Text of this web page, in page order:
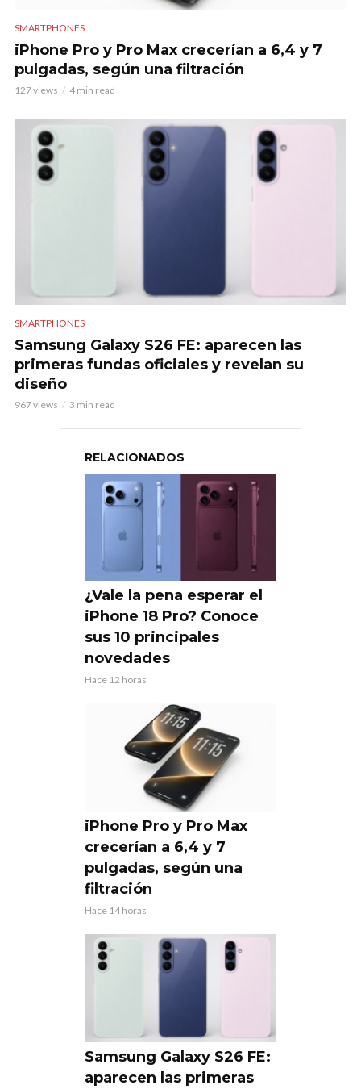
SMARTPHONES
iPhone Pro y Pro Max crecerían a 6,4 y 7
pulgadas, según una filtración
127 views 4 min read
SMARTPHONES
Samsung Galaxy S26 FE: aparecen las
primeras fundas oficiales y revelan su
diseño
967 views 3 min read
RELACIONADOS
¿Vale la pena esperar el
iPhone 18 Pro? Conoce
sus 10 principales
novedades
Hace 12 horas
iPhone Pro y Pro Max
crecerían a 6,4 y 7
pulgadas, según una
filtración
Hace 14 horas
Samsung Galaxy S26 FE:
aparecen las primeras